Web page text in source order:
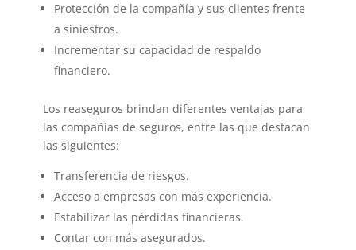
Protección de la compañía y sus clientes frente
a siniestros.
Incrementar su capacidad de respaldo
financiero.
Los reaseguros brindan diferentes ventajas para
las compañías de seguros, entre las que destacan
las siguientes:
Transferencia de riesgos.
Acceso a empresas con más experiencia.
Estabilizar las pérdidas financieras.
Contar con más asegurados.